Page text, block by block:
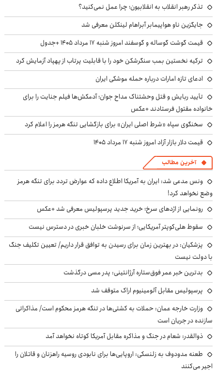
تذکر رهبر انقلاب به انقلابیون؛ چرا عمل نمی‌کنید؟
جایگزین ناو هواپیمابر آبراهام لینکلن معرفی شد
قیمت گوشت گوساله و گوسفند امروز شنبه ۱۷ مرداد ۱۴۰۵ +جدول
ترکیه نخستین بمب سنگرشکن خود را با قابلیت پرتاب از پهپاد آزمایش کرد
ادعای تازه امارات درباره حمله موشکی ایران
تأیید ربایش و قتل وحشتناک مداح جوان؛ آدمکش‌ها فیلم جنایت را برای
خانواده مقتول فرستادند +عکس
سخنگوی سپاه «شرط اصلی ایران» برای بازگشایی تنگه هرمز را اعلام کرد
قیمت دلار بازار آزاد امروز شنبه ۱۷ مرداد ۱۴۰۵
آخرین مطالب
ونس مدعی شد: ایران به آمریکا اطلاع داده که عوارض تردد برای تنگه هرمز
وضع نخواهد کرد!
رونمایی از اژدهای سرخ؛ خرید جدید پرسپولیس معرفی شد +عکس
سقوط هلی‌کوپتر آمریکایی؛ از سرنوشت خلبان خبری در دسترس نیست
پزشکیان‌: در بهترین زمان برای رسیدن به توافق قرار داریم/ تعیین تکلیف جنگ
با دولت نیست
بدترین خبر عمر فوق‌ستاره آرژانتینی: پدر مسی درگذشت
پرسپولیس مقابل آلومینیوم اراک متوقف شد
وزارت خارجه عمان: حملات به کشتی‌ها در تنگه هرمز محکوم است/ مذاکراتی
سازنده در جریان است
ذوالقدر: شعام در جنگ و مذاکره مقابل آمریکا کوتاه نخواهد آمد
طعنه مدودوف به زلنسکی: اروپایی‌ها برای نابودی روسیه راهزنان و قاتلان را
اجیر می‌کنند